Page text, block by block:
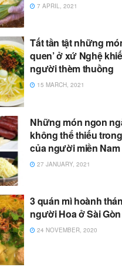
7 APRIL, 2021
Tất tần tật những
quen’ ở xứ Nghệ
người thèm thuồng
15 MARCH, 2021
Những món ngon
không thể thiếu
của người miền Nam
27 JANUARY, 2021
3 quán mì hoành
người Hoa ở Sài Gòn
24 NOVEMBER, 2020